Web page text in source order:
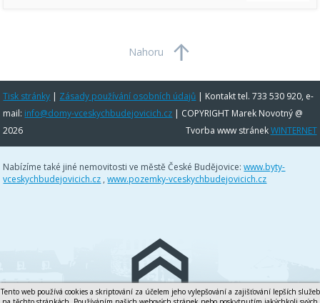
Nahoru
Tisk stránky | Zásady používání osobních údajů | Kontakt tel. 733 530 920, e-
mail: info@domy-vceskychbudejovicich.cz | COPYRIGHT Marek Novotný @
2026
Tvorba www stránekWINTERNET
Nabízíme také jiné nemovitosti ve městě České Budějovice:www.byty-
vceskychbudejovicich.cz ,www.pozemky-vceskychbudejovicich.cz
Tento web používá cookies a skriptování za účelem jeho vylepšování a zajišťování lepších služeb